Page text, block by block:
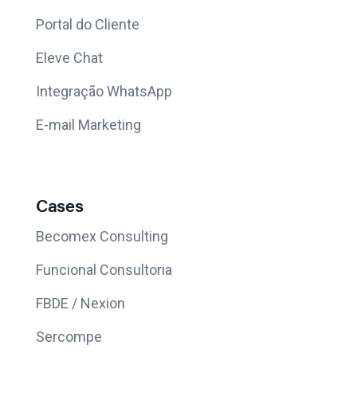
Portal do Cliente
Eleve Chat
Integração WhatsApp
E-mail Marketing
Cases
Becomex Consulting
Funcional Consultoria
FBDE / Nexion
Sercompe